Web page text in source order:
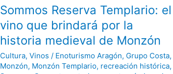
Sommos Reserva Templario: el
vino que brindará por la
historia medieval de Monzón
Cultura, Vinos / Enoturismo Aragón, Grupo Costa,
Monzón, Monzón Templario, recreación histórica,
Sommos
Reserva
Templario:
el
vino
que
por
la
historia